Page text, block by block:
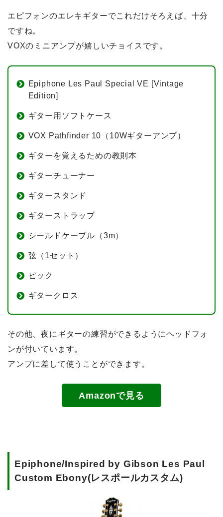
エピフォンのエレキギターでこれだけそろえば、十分
ですね。
VOXのミニアンプが嬉しいチョイスです。
Epiphone Les Paul Special VE [Vintage
Edition]
ギター用ソフトケース
VOX Pathfinder 10（10Wギターアンプ）
ギターを覚えるための教則本
ギターチューナー
ギタースタンド
ギターストラップ
シールドケーブル（3m）
弦（1セット）
ピック
ギタークロス
その他、夜にギターの練習ができるようにヘッドフォ
ンが付いています。
アンプに差して使うことができます。
Amazonで見る
Epiphone/Inspired by Gibson Les Paul
Custom Ebony(レスポールカスタム)